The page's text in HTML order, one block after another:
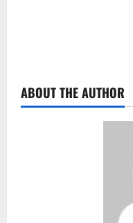
ABOUT THE AUTHOR